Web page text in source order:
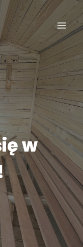
w